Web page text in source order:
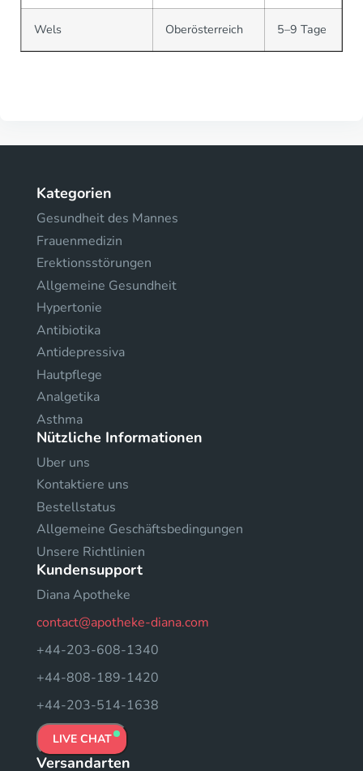
Wels Oberösterreich 5–9 Tage
Kategorien
Gesundheit des Mannes
Frauenmedizin
Erektionsstörungen
Allgemeine Gesundheit
Hypertonie
Antibiotika
Antidepressiva
Hautpflege
Analgetika
Asthma
Nützliche Informationen
Uber uns
Kontaktiere uns
Bestellstatus
Allgemeine Geschäftsbedingungen
Unsere Richtlinien
Kundensupport
Diana Apotheke
contact@apotheke-diana.com
+44-203-608-1340
+44-808-189-1420
+44-203-514-1638
LIVE CHAT
Versandarten